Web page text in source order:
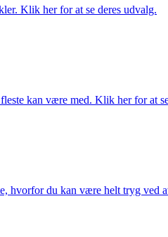
Klik her for at se deres udvalg.
kan være med. Klik her for at
hvorfor du kan være helt tryg ved